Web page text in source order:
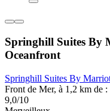
Springhill Suites By
Oceanfront
Springhill Suites By
Front de Mer, à 1,2 km de
9,0/10